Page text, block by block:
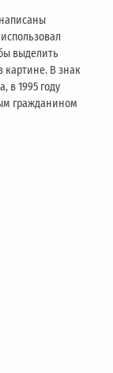
выделить
картине. В знак
в 1995 году
гражданином